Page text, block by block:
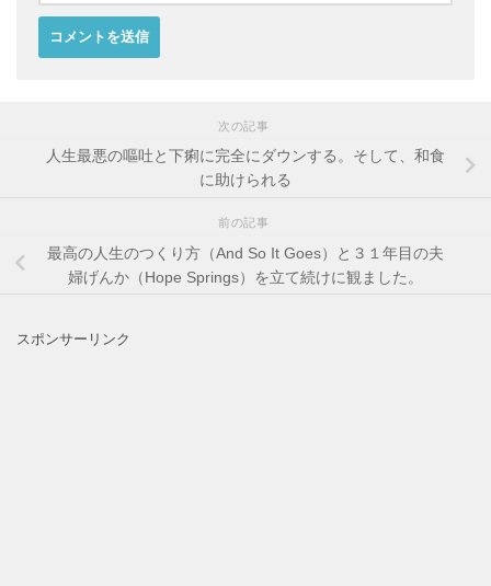
次の記事
人生最悪の嘔吐と下痢に完全にダウンする。そして、和食
に助けられる
前の記事
最高の人生のつくり方（And So It Goes）と３１年目の夫
婦げんか（Hope Springs）を立て続けに観ました。
スポンサーリンク